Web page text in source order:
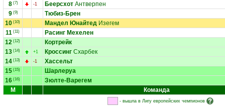
8 (7) -1 Беерсхот Антверпен
9 (9)
Тюбиз-Брен
10 (10) Мандел Юнайтед Изегем
11 (11)
Расинг Мехелен
12 (12)
Кортрейк
13 (14) +1 Кроссинг Схарбек
14 (13) -1
Хассельт
15 (15)
Шарлеруа
16 (16)
Зюлте-Варегем
М
Команда
- вышла в Лигу европейских чемпионов